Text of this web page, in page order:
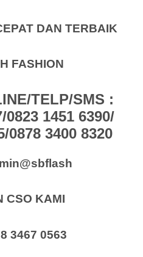
DAN TERBAIK
FASHION
TELP/SMS :
0823 1451 6390/
0878 3400 8320
CSO KAMI
3467 0563